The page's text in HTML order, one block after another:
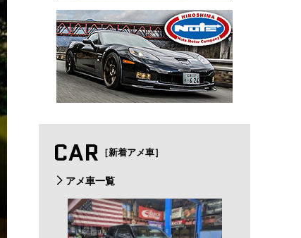
CAR ［新着アメ車］
アメ車一覧